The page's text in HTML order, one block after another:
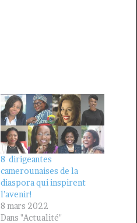
8 dirigeantes
camerounaises de la
diaspora qui inspirent
l’avenir!
8 mars 2022
Dans "Actualité"